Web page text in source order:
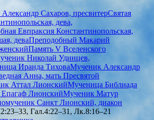
Сахаров, пресвитерСвятая
дева,
Евпраксия Константинопольская,
деваПреподобный Макарий
Память V Вселенского
Николай Удинцев,
Ираида ТиховаМученик Александр
Анна, мать Пресвятой
Аттал ЛионскийМученица Библиада
ЛионскийМученик Матур
Санкт Лионский, диакон
Гал.4:22–31, Лк.8:16–21